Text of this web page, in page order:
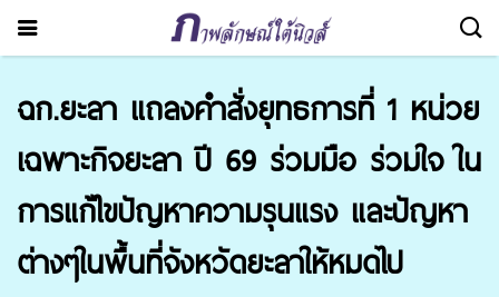
ฉก.ยะลา แถลงคำสั่งยุทธการที่ 1 หน่วย
เฉพาะกิจยะลา ปี 69 ร่วมมือ ร่วมใจ ใน
การแก้ไขปัญหาความรุนแรง และปัญหา
ต่างๆในพื้นที่จังหวัดยะลาให้หมดไป